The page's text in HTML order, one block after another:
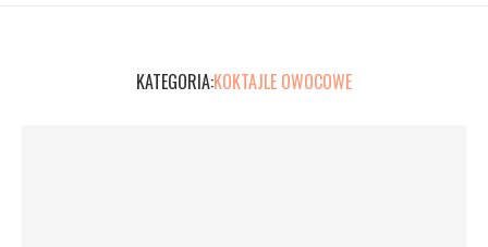
KATEGORIA:KOKTAJLE OWOCOWE